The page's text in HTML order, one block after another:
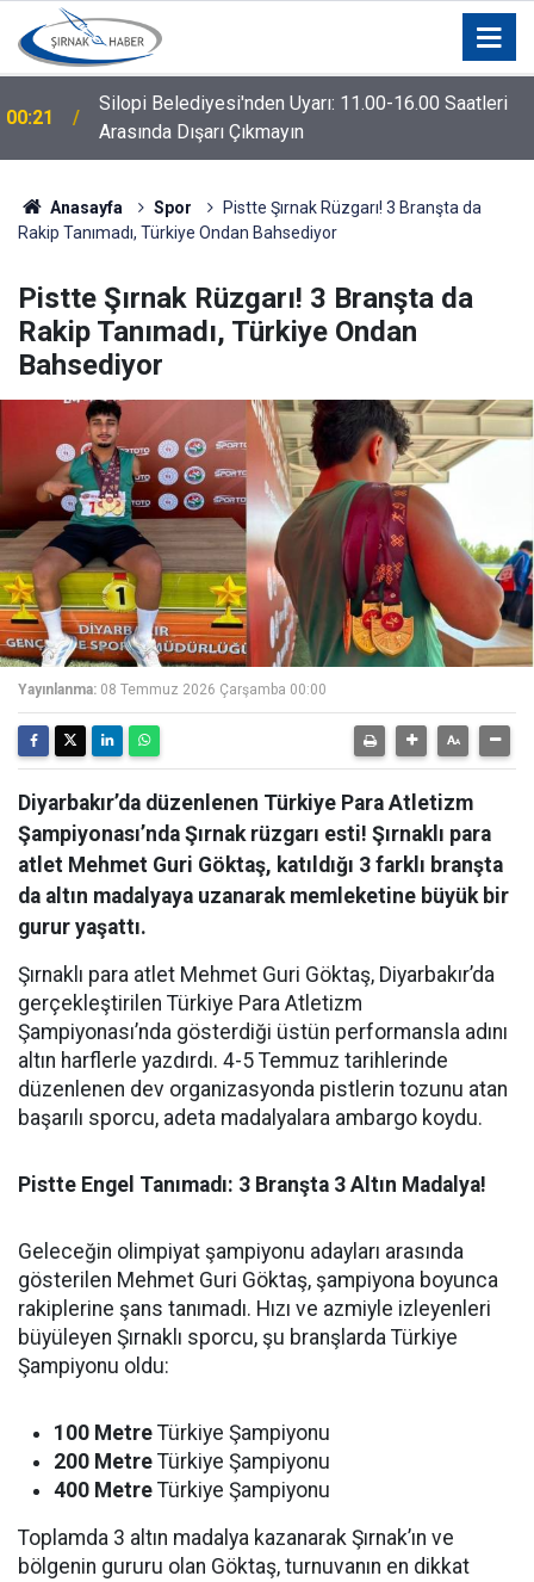
00:21
Silopi Belediyesi'nden Uyarı: 11.00-16.00 Saatleri
Arasında Dışarı Çıkmayın
Anasayfa Spor
Pistte Şırnak Rüzgarı! 3 Branşta da
Rakip Tanımadı, Türkiye Ondan Bahsediyor
Pistte Şırnak Rüzgarı! 3 Branşta da
Rakip Tanımadı, Türkiye Ondan
Bahsediyor
Yayınlanma: 08 Temmuz 2026 Çarşamba 00:00
Diyarbakır’da düzenlenen Türkiye Para Atletizm
Şampiyonası’nda Şırnak rüzgarı esti! Şırnaklı para
atlet Mehmet Guri Göktaş, katıldığı 3 farklı branşta
da altın madalyaya uzanarak memleketine büyük bir
gurur yaşattı.
Şırnaklı para atlet Mehmet Guri Göktaş, Diyarbakır’da
gerçekleştirilen Türkiye Para Atletizm
Şampiyonası’nda gösterdiği üstün performansla adını
altın harflerle yazdırdı. 4-5 Temmuz tarihlerinde
düzenlenen dev organizasyonda pistlerin tozunu atan
başarılı sporcu, adeta madalyalara ambargo koydu.
Pistte Engel Tanımadı: 3 Branşta 3 Altın Madalya!
Geleceğin olimpiyat şampiyonu adayları arasında
gösterilen Mehmet Guri Göktaş, şampiyona boyunca
rakiplerine şans tanımadı. Hızı ve azmiyle izleyenleri
büyüleyen Şırnaklı sporcu, şu branşlarda Türkiye
Şampiyonu oldu:
100 Metre Türkiye Şampiyonu
200 Metre Türkiye Şampiyonu
400 Metre Türkiye Şampiyonu
Toplamda 3 altın madalya kazanarak Şırnak’ın ve
bölgenin gururu olan Göktaş, turnuvanın en dikkat